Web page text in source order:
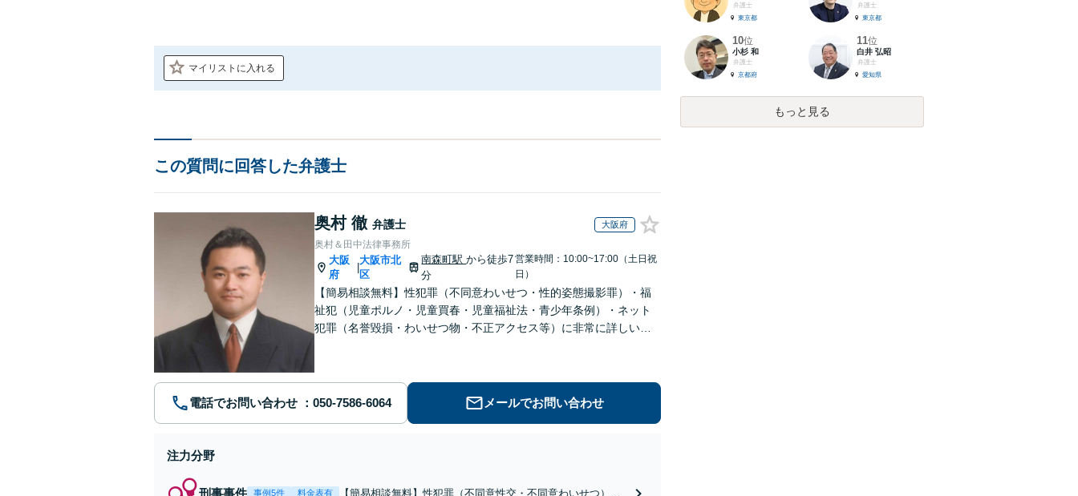
マイリストに入れる
この質問に回答した弁護士
奥村 徹 弁護士 大阪府
奥村＆田中法律事務所
大阪
府
|
大阪市北
区
南森町駅から徒歩7
分
営業時間：10:00~17:00（土日祝
日）
【簡易相談無料】性犯罪（不同意わいせつ・性的姿態撮影罪）・福
祉犯（児童ポルノ・児童買春・児童福祉法・青少年条例）・ネット
犯罪（名誉毀損・わいせつ物・不正アクセス等）に非常に詳しい弁
電話でお問い合わせ メールでお問い合わせ
注力分野
刑事事件 事例5件 料金表有
【簡易相談無料】性犯罪（不同意性交・不同意わいせつ）・
弁護士
東京都
弁護士
東京都
10位
小杉 和
弁護士
京都府
11位
白井 弘昭
弁護士
愛知県
もっと見る